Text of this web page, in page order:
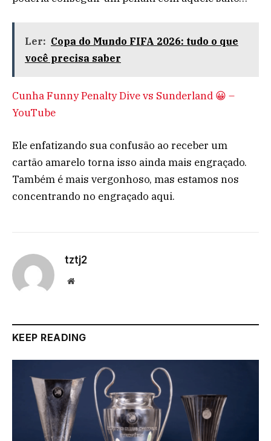
Ler: Copa do Mundo FIFA 2026: tudo o que
você precisa saber
Cunha Funny Penalty Dive vs Sunderland 😀 –
YouTube
Ele enfatizando sua confusão ao receber um
cartão amarelo torna isso ainda mais engraçado.
Também é mais vergonhoso, mas estamos nos
concentrando no engraçado aqui.
tztj2
Website
KEEP READING